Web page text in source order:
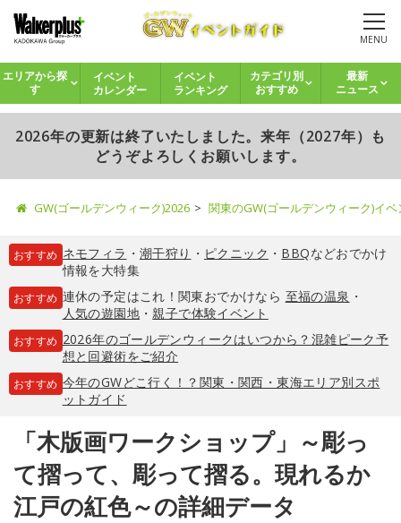
MENU
エリアから探
す
イベント
カレンダー
イベント
ランキング
カテゴリ別
おすすめ
最新
ニュース
2026年の更新は終了いたしました。来年（2027年）も
どうぞよろしくお願いします。
GW(ゴールデンウィーク)2026 関東のGW(ゴールデンウィーク)イ
おすすめ ネモフィラ ・ 潮干狩り ・ ピクニック ・ BBQなどおでかけ
情報を大特集
おすすめ 連休の予定はこれ！関東おでかけなら 至福の温泉 ・
人気の遊園地・親子で体験イベント
おすすめ 2026年のゴールデンウィークはいつから？混雑ピーク予
想と回避術をご紹介
おすすめ 今年のGWどこ行く！？関東・関西・東海エリア別スポ
ットガイド
「木版画ワークショップ」～彫っ
て摺って、彫って摺る。現れるか
江戸の紅色～の詳細データ